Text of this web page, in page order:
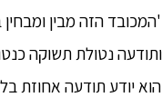
הזה מבין
נטולת תשוקה
יודע תודעה אחוזת